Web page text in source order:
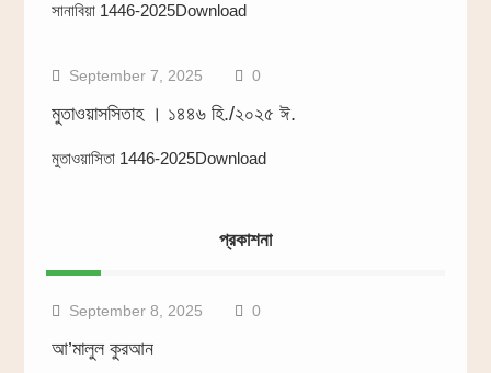
সানাবিয়া 1446-2025Download
September 7, 2025 0
মুতাওয়াসসিতাহ । ১৪৪৬ হি./২০২৫ ঈ.
মুতাওয়াসিতা 1446-2025Download
প্রকাশনা
September 8, 2025 0
আ’মালুল কুরআন